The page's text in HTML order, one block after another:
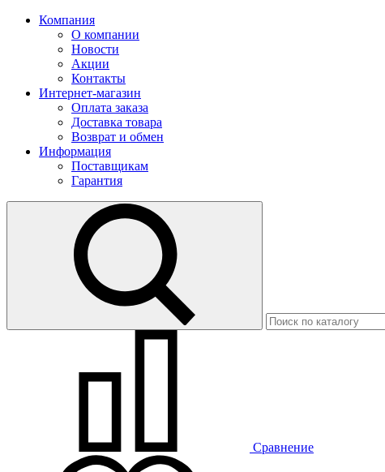
Компания
О компании
Новости
Акции
Контакты
Интернет-магазин
Оплата заказа
Доставка товара
Возврат и обмен
Информация
Поставщикам
Гарантия
Сравнение